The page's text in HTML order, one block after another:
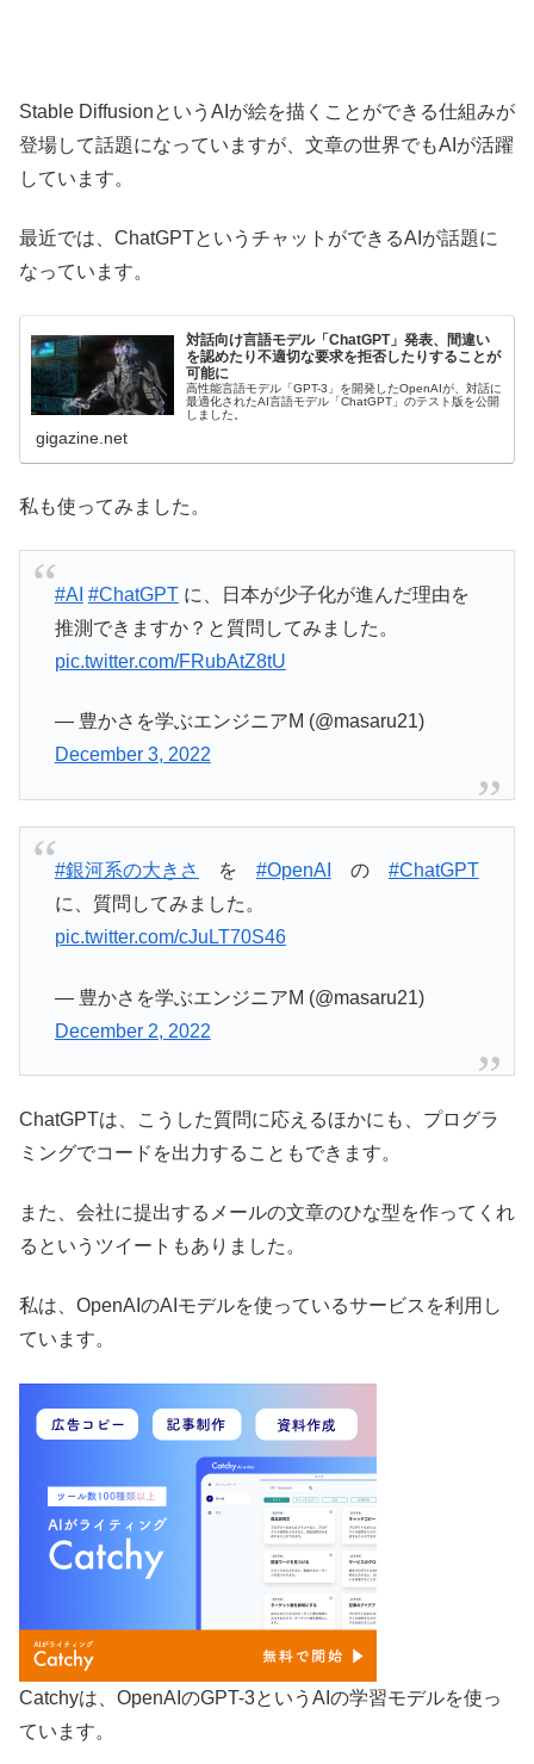
Stable DiffusionというAIが絵を描くことができる仕組みが
登場して話題になっていますが、文章の世界でもAIが活躍
しています。
最近では、ChatGPTというチャットができるAIが話題に
なっています。
対話向け言語モデル「ChatGPT」発表、間違い
を認めたり不適切な要求を拒否したりすることが
可能に
高性能言語モデル「GPT-3」を開発したOpenAIが、対話に
最適化されたAI言語モデル「ChatGPT」のテスト版を公開
しました。
gigazine.net
私も使ってみました。
#AI #ChatGPTに、日本が少子化が進んだ理由を
推測できますか？と質問してみました。
pic.twitter.com/FRubAtZ8tU
— 豊かさを学ぶエンジニアM (@masaru21)
December 3, 2022
#銀河系の大きさ を #OpenAI の #ChatGPT
に、質問してみました。
pic.twitter.com/cJuLT70S46
— 豊かさを学ぶエンジニアM (@masaru21)
December 2, 2022
ChatGPTは、こうした質問に応えるほかにも、プログラ
ミングでコードを出力することもできます。
また、会社に提出するメールの文章のひな型を作ってくれ
るというツイートもありました。
私は、OpenAIのAIモデルを使っているサービスを利用し
ています。
Catchyは、OpenAIのGPT-3というAIの学習モデルを使っ
ています。